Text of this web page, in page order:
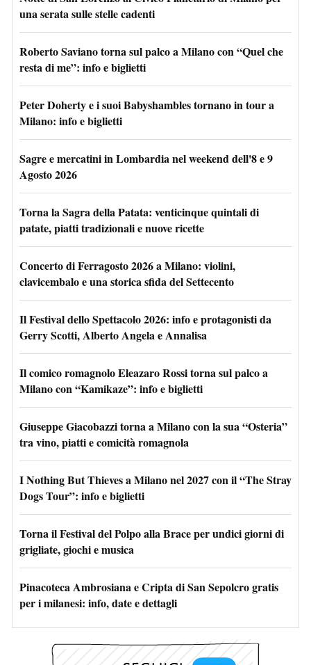
una serata sulle stelle cadenti
Roberto Saviano torna sul palco a Milano con “Quel che
resta di me”: info e biglietti
Peter Doherty e i suoi Babyshambles tornano in tour a
Milano: info e biglietti
Sagre e mercatini in Lombardia nel weekend dell'8 e 9
Agosto 2026
Torna la Sagra della Patata: venticinque quintali di
patate, piatti tradizionali e nuove ricette
Concerto di Ferragosto 2026 a Milano: violini,
clavicembalo e una storica sfida del Settecento
Il Festival dello Spettacolo 2026: info e protagonisti da
Gerry Scotti, Alberto Angela e Annalisa
Il comico romagnolo Eleazaro Rossi torna sul palco a
Milano con “Kamikaze”: info e biglietti
Giuseppe Giacobazzi torna a Milano con la sua “Osteria”
tra vino, piatti e comicità romagnola
I Nothing But Thieves a Milano nel 2027 con il “The Stray
Dogs Tour”: info e biglietti
Torna il Festival del Polpo alla Brace per undici giorni di
grigliate, giochi e musica
Pinacoteca Ambrosiana e Cripta di San Sepolcro gratis
per i milanesi: info, date e dettagli